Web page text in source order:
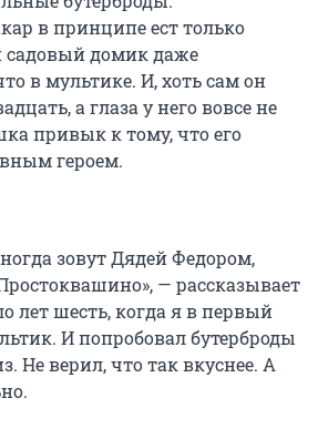
в принципе ест только
садовый домик даже
в мультике. И, хоть сам он
а глаза у него вовсе не
привык к тому, что его
героем.
зовут Дядей Федором,
— рассказывает
лет шесть, когда я в первый
И попробовал бутерброды
Не верил, что так вкуснее. А